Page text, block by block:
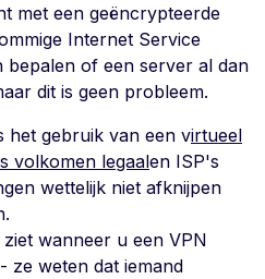
met een geëncrypteerde
Internet Service
of een server al dan
dit is geen probleem.
het gebruik van een virtueel
volkomen legaalen ISP's
wettelijk niet afknijpen
wanneer u een VPN
ze weten dat iemand